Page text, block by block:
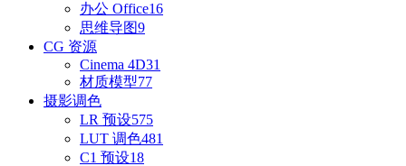
办公 Office16
思维导图9
CG 资源
Cinema 4D31
材质模型77
摄影调色
LR 预设575
LUT 调色481
C1 预设18